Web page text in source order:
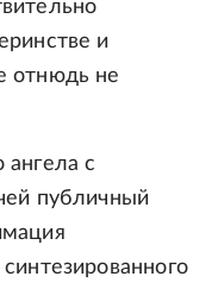
и
отнюдь не
с
публичный